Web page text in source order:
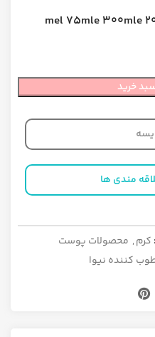
300 mle
75 mel
خرید
مندی ها
کرم, محصولات پوست
کننده نیوا